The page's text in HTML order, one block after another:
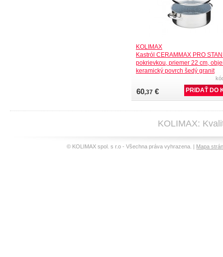
KOLIMAX
Kastról CERAMMAX PRO
pokrievkou, priemer 22 cm,
keramický povrch šedý granit
60,37 €
KOLIMAX:
© KOLIMAX spol. s r.o - Všechna práva vyhrazena. | Mapa